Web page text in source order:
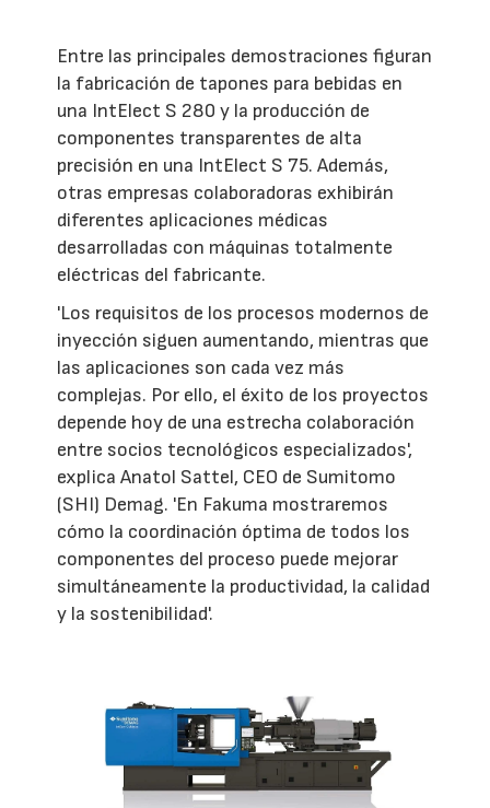
Entre las principales demostraciones figuran
la fabricación de tapones para bebidas en
una IntElect S 280 y la producción de
componentes transparentes de alta
precisión en una IntElect S 75. Además,
otras empresas colaboradoras exhibirán
diferentes aplicaciones médicas
desarrolladas con máquinas totalmente
eléctricas del fabricante.
'Los requisitos de los procesos modernos de
inyección siguen aumentando, mientras que
las aplicaciones son cada vez más
complejas. Por ello, el éxito de los proyectos
depende hoy de una estrecha colaboración
entre socios tecnológicos especializados',
explica Anatol Sattel, CEO de Sumitomo
(SHI) Demag. 'En Fakuma mostraremos
cómo la coordinación óptima de todos los
componentes del proceso puede mejorar
simultáneamente la productividad, la calidad
y la sostenibilidad'.